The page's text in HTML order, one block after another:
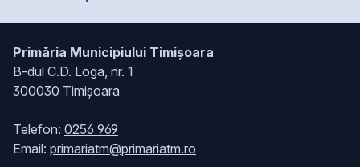
Primăria Municipiului Timișoara
B-dul C.D. Loga, nr. 1
300030 Timișoara
Telefon: 0256 969
Email: primariatm@primariatm.ro